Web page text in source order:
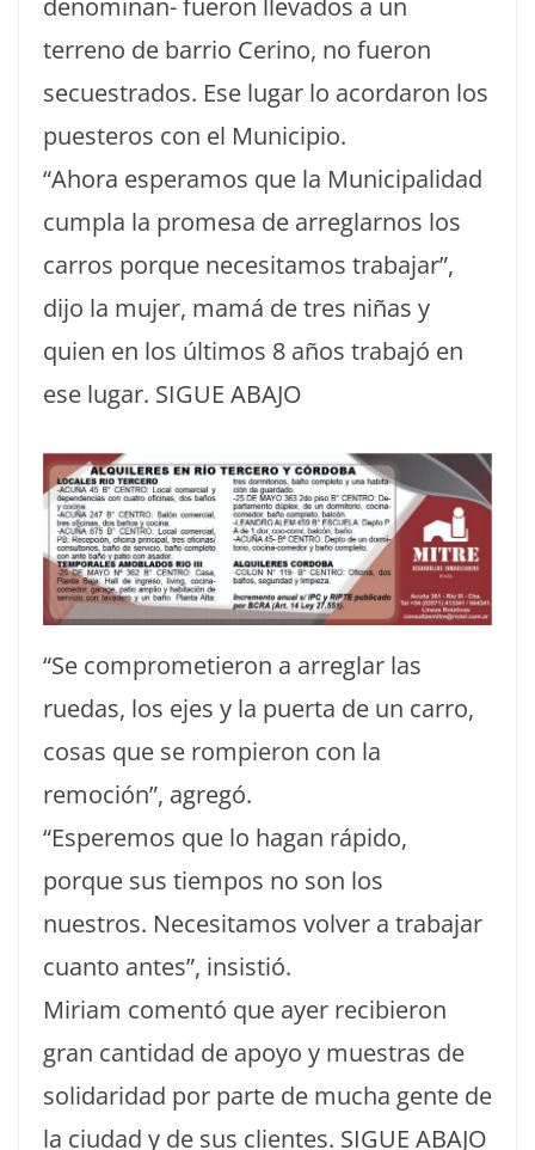
denominan- fueron llevados a un
terreno de barrio Cerino, no fueron
secuestrados. Ese lugar lo acordaron los
puesteros con el Municipio.
“Ahora esperamos que la Municipalidad
cumpla la promesa de arreglarnos los
carros porque necesitamos trabajar”,
dijo la mujer, mamá de tres niñas y
quien en los últimos 8 años trabajó en
ese lugar. SIGUE ABAJO
“Se comprometieron a arreglar las
ruedas, los ejes y la puerta de un carro,
cosas que se rompieron con la
remoción”, agregó.
“Esperemos que lo hagan rápido,
porque sus tiempos no son los
nuestros. Necesitamos volver a trabajar
cuanto antes”, insistió.
Miriam comentó que ayer recibieron
gran cantidad de apoyo y muestras de
solidaridad por parte de mucha gente de
la ciudad y de sus clientes. SIGUE ABAJO